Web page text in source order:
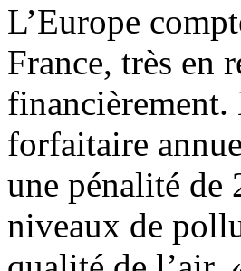
L’Europe
France, très en
financièrement.
forfaitaire
une pénalité de
niveaux de